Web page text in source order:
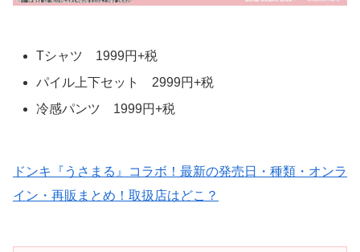
Tシャツ 1999円+税
パイル上下セット 2999円+税
冷感パンツ 1999円+税
ドンキ『うさまる』コラボ！最新の発売日・種類・オンラ
イン・再販まとめ！取扱店はどこ？